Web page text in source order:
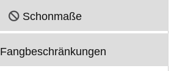
Schonmaße
Fangbeschränkungen